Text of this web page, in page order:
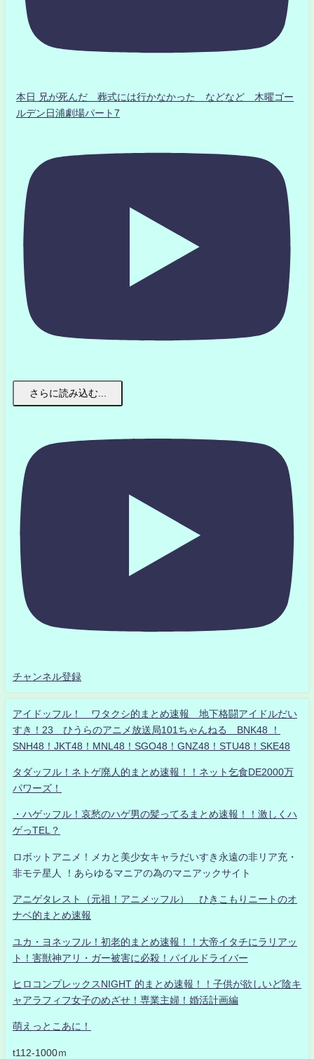
本日 兄が死んだ 葬式には行かなかった などなど 木曜ゴー
ルデン日浦劇場パート7
さらに読み込む...
チャンネル登録
アイドッフル！ ワタクシ的まとめ速報 地下格闘アイドルだい
すき！23 ひうらのアニメ放送局101ちゃんねる BNK48 ！
SNH48！JKT48！MNL48！SGO48！GNZ48！STU48！SKE48
タダッフル！ネトゲ廃人的まとめ速報！！ネット乞食DE2000万
パワーズ！
・ハゲッフル！哀愁のハゲ男の髪ってるまとめ速報！！激しくハ
ゲっTEL？
ロボットアニメ！メカと美少女キャラだいすき永遠の非リア充・
非モテ星人 ！あらゆるマニアの為のマニアックサイト
アニゲタレスト（元祖！アニメッフル） ひきこもりニートのオ
ナベ的まとめ速報
ユカ・ヨネッフル！初老的まとめ速報！！大帝イタチにラリアッ
ト！害獣神アリ・ガー被害に必殺！パイルドライバー
ヒロコンプレックスNIGHT 的まとめ速報！！子供が欲しいど陰キ
ャアラフィフ女子のめざせ！専業主婦！婚活計画編
萌えっとこあに！
t112-1000ｍ